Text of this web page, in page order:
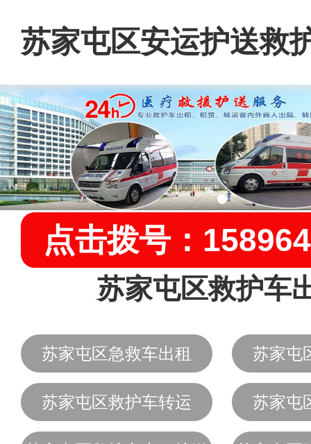
苏家屯区安运护送救
租
点击拨号：
苏家屯区救护车
苏家屯区急救车出租 苏家屯
苏家屯区救护车转运 苏家屯